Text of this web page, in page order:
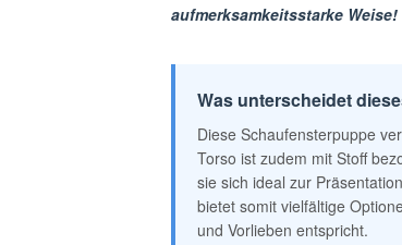
aufmerksamkeitsstarke Weise!
Was unterscheidet
Diese Schaufensterpuppe
Torso ist zudem mit Stoff
sie sich ideal zur
bietet somit vielfältige
und Vorlieben entspricht.